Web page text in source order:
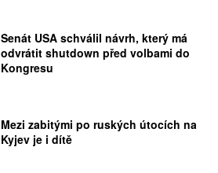
Senát USA schválil návrh, který má
odvrátit shutdown před volbami do
Kongresu
Mezi zabitými po ruských útocích na
Kyjev je i dítě